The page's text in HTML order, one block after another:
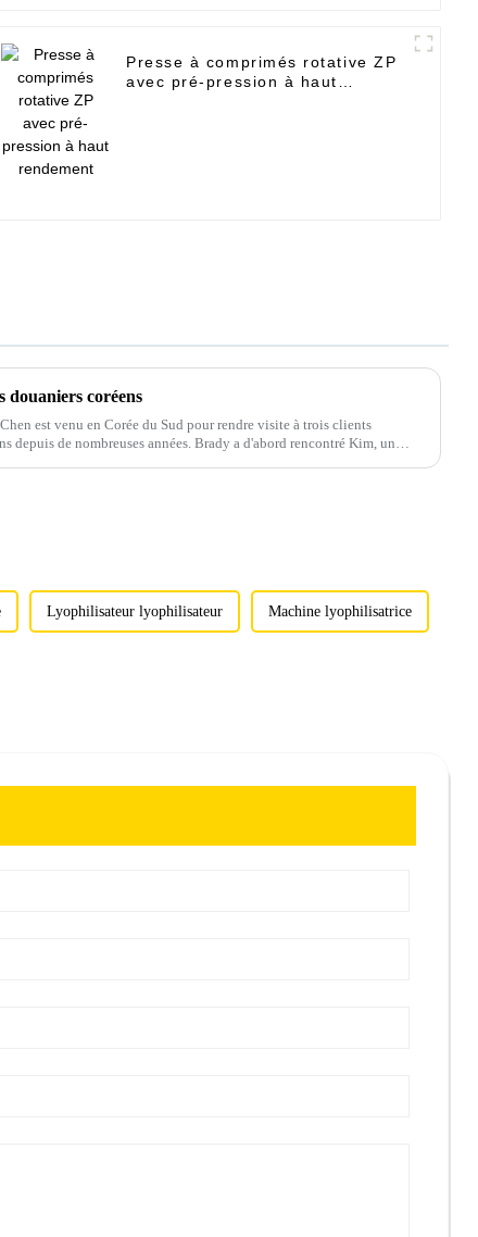
Presse à comprimés rotative ZP
avec pré-pression à haut
douaniers coréens
est venu en Corée du Sud pour rendre visite à trois clients
depuis de nombreuses années. Brady a d'abord rencontré Kim, un
Lyophilisateur lyophilisateur Machine lyophilisatrice